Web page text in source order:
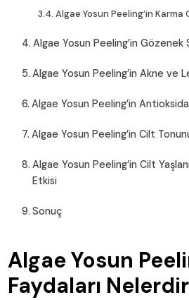
Algae Yosun Peeling’in Karma
Algae Yosun Peeling’in Gözenek
Algae Yosun Peeling’in Akne ve
Algae Yosun Peeling’in
Algae Yosun Peeling’in Cilt
Algae Yosun Peeling’in Cilt
Etkisi
Sonuç
Algae Yosun
Faydaları